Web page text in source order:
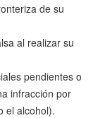
de su
al realizar su
pendientes o
infracción por
el alcohol).